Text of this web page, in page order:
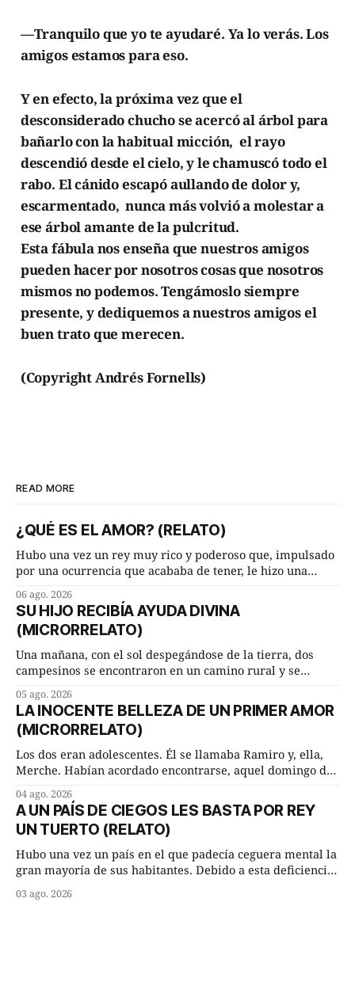
—Tranquilo que yo te ayudaré. Ya lo verás. Los
amigos estamos para eso.
Y en efecto, la próxima vez que el
desconsiderado chucho se acercó al árbol para
bañarlo con la habitual micción, el rayo
descendió desde el cielo, y le chamuscó todo el
rabo. El cánido escapó aullando de dolor y,
escarmentado, nunca más volvió a molestar a
ese árbol amante de la pulcritud.
Esta fábula nos enseña que nuestros amigos
pueden hacer por nosotros cosas que nosotros
mismos no podemos. Tengámoslo siempre
presente, y dediquemos a nuestros amigos el
buen trato que merecen.
(Copyright Andrés Fornells)
READ MORE
¿QUÉ ES EL AMOR? (RELATO)
Hubo una vez un rey muy rico y poderoso que, impulsado
por una ocurrencia que acababa de tener, le hizo una
Dime, hombre sabio, ¿qué es el amor según tú? Su
consejero, que era muy prudente y astuto le respondió de
inmediato:
06 ago. 2026
SU HIJO RECIBÍA AYUDA DIVINA
(MICRORRELATO)
Una mañana, con el sol despegándose de la tierra, dos
campesinos se encontraron en un camino rural y se
remolachas, Manuel? —quiso saber uno. —Eso acabo de
hacer, Paco. ¿Cómo va ese maíz tuyo? --se interesó el otro.
—De momento mejor
05 ago. 2026
LA INOCENTE BELLEZA DE UN PRIMER AMOR
(MICRORRELATO)
Los dos eran adolescentes. Él se llamaba Ramiro y, ella,
Merche. Habían acordado encontrarse, aquel domingo de
lugar del río que debía este nombre a la pronunciada
curva que la corriente fluvial presentaba en aquel punto.
Habían dispuesto que
04 ago. 2026
A UN PAÍS DE CIEGOS LES BASTA POR REY
UN TUERTO (RELATO)
Hubo una vez un país en el que padecía ceguera mental la
gran mayoría de sus habitantes. Debido a esta deficiencia,
superiores en número a los que no padecían ninguna
03 ago. 2026